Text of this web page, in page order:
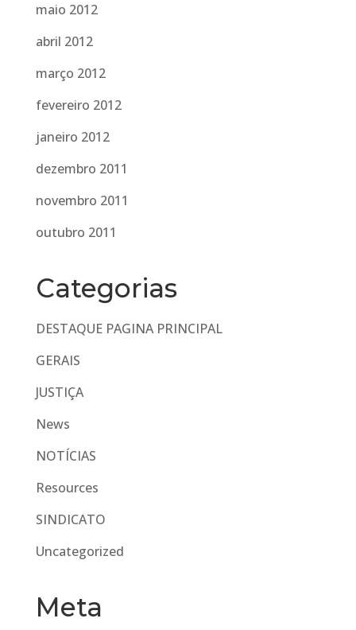
maio 2012
abril 2012
março 2012
fevereiro 2012
janeiro 2012
dezembro 2011
novembro 2011
outubro 2011
Categorias
DESTAQUE PAGINA PRINCIPAL
GERAIS
JUSTIÇA
News
NOTÍCIAS
Resources
SINDICATO
Uncategorized
Meta